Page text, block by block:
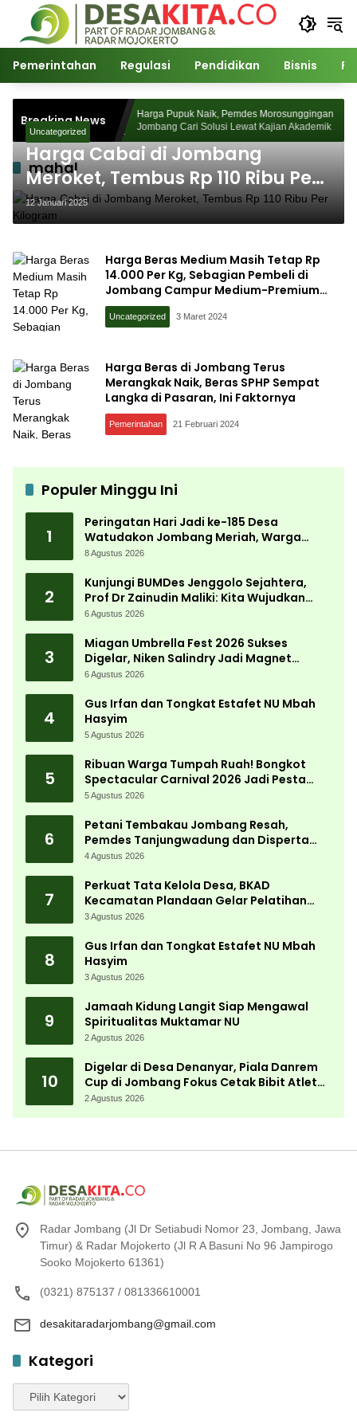
Langsung
konten
Pemerintahan Regulasi Pendidikan Bisnis
Breaking News
Watudakon
Blek Padati
Harga Pupuk Naik, Pemdes Morosunggingan
Jombang Cari Solusi Lewat Kajian Akademik
mahal
Uncategorized
Harga Cabai di Jombang
Meroket, Tembus Rp 110 Ribu Per
Kilogram
12 Januari 2025
Harga Beras Medium Masih Tetap Rp
14.000 Per Kg, Sebagian Pembeli di
Jombang Campur Medium-Premium
untuk Konsumsi
Uncategorized 3 Maret 2024
Harga Beras di Jombang Terus
Merangkak Naik, Beras SPHP Sempat
Langka di Pasaran, Ini Faktornya
Pemerintahan 21 Februari 2024
Populer Minggu Ini
1
Peringatan Hari Jadi ke-185 Desa
Watudakon Jombang Meriah, Warga
Tumpek Blek Padati Karnaval Budaya
8 Agustus 2026
2
Kunjungi BUMDes Jenggolo Sejahtera,
Prof Dr Zainudin Maliki: Kita Wujudkan
Kemandirian Ekonomi dengan Potensi
6 Agustus 2026
3
Miagan Umbrella Fest 2026 Sukses
Digelar, Niken Salindry Jadi Magnet
Ribuan Pengunjung
6 Agustus 2026
4
Gus Irfan dan Tongkat Estafet NU Mbah
Hasyim
5 Agustus 2026
5
Ribuan Warga Tumpah Ruah! Bongkot
Spectacular Carnival 2026 Jadi Pesta
Kemerdekaan Terbesar di Peterongan
5 Agustus 2026
6
Petani Tembakau Jombang Resah,
Pemdes Tanjungwadung dan Disperta
Bergerak Cepat
4 Agustus 2026
7
Perkuat Tata Kelola Desa, BKAD
Kecamatan Plandaan Gelar Pelatihan
Aparatur Pemdes
3 Agustus 2026
8
Gus Irfan dan Tongkat Estafet NU Mbah
Hasyim
3 Agustus 2026
9
Jamaah Kidung Langit Siap Mengawal
Spiritualitas Muktamar NU
2 Agustus 2026
10
Digelar di Desa Denanyar, Piala Danrem
Cup di Jombang Fokus Cetak Bibit Atlet
Menembak Berprestasi
2 Agustus 2026
Radar Jombang (Jl Dr Setiabudi Nomor 23, Jombang, Jawa
Timur) & Radar Mojokerto (Jl R A Basuni No 96 Jampirogo
Sooko Mojokerto 61361)
(0321) 875137 / 081336610001
desakitaradarjombang@gmail.com
Kategori
Kategori